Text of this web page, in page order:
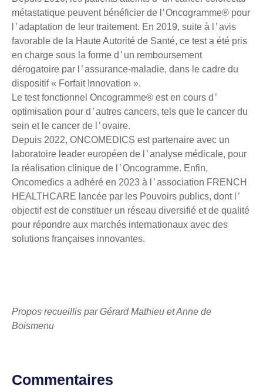
métastatique peuvent bénéficier de l ’ Oncogramme® pour
l ’ adaptation de leur traitement. En 2019, suite à l ’ avis
favorable de la Haute Autorité de Santé, ce test a été pris
en charge sous la forme d ’ un remboursement
dérogatoire par l ’ assurance-maladie, dans le cadre du
dispositif « Forfait Innovation ».
Le test fonctionnel Oncogramme® est en cours d ’
optimisation pour d ’ autres cancers, tels que le cancer du
sein et le cancer de l ’ ovaire.
Depuis 2022, ONCOMEDICS est partenaire avec un
laboratoire leader européen de l ’ analyse médicale, pour
la réalisation clinique de l ’ Oncogramme. Enfin,
Oncomedics a adhéré en 2023 à l ’ association FRENCH
HEALTHCARE lancée par les Pouvoirs publics, dont l ’
objectif est de constituer un réseau diversifié et de qualité
pour répondre aux marchés internationaux avec des
solutions françaises innovantes.
Propos recueillis par Gérard Mathieu et Anne de
Boismenu
Commentaires